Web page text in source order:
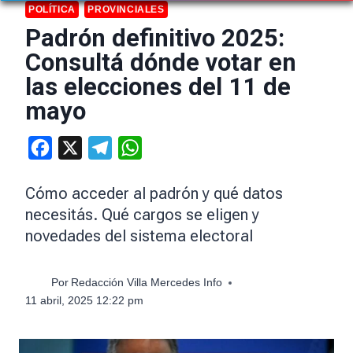
POLÍTICA PROVINCIALES
Padrón definitivo 2025:
Consultá dónde votar en
las elecciones del 11 de
mayo
Facebook Telegram
Cómo acceder al padrón y qué datos
necesitás. Qué cargos se eligen y
novedades del sistema electoral
Por Redacción Villa Mercedes Info
11 abril, 2025 12:22 pm